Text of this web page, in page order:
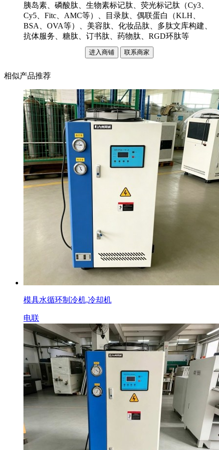
胰岛素、磷酸肽、生物素标记肽、荧光标记肽（Cy3、
Cy5、Fitc、AMC等）、目录肽、偶联蛋白（KLH、
BSA、OVA等）、美容肽、化妆品肽、多肽文库构建、
抗体服务、糖肽、订书肽、药物肽、RGD环肽等
进入商铺 联系商家
相似产品推荐
模具水循环制冷机,冷却机
电联